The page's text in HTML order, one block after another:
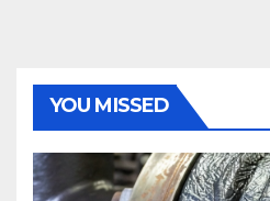
YOU MISSED